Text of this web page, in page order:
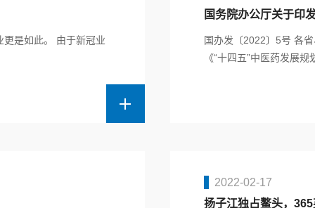
由于新冠业
国务院办公厅关于印
国办发〔2022〕5号 各
《“十四五”中医药发展
2022-02-17
扬子江独占鳌头，